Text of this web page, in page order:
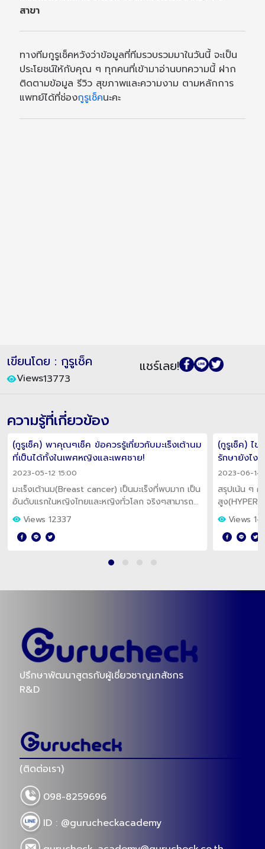
สาขา
ทางทีมกูรูเช็คหวังว่าข้อมูลที่ทีมรวบรวมมาในวันนี้ จะเป็น
ประโยชน์ให้กับคุณ ๆ ทุกคนที่เข้ามาอ่านบทความนี้ ฝาก
ติดตามข้อมูล รีวิว สุขภาพและความงาม ตามหลักการ
แพทย์ได้ที่ช่องกูรูเช็คนะคะ
เขียนโดย : กูรูเช็ค
Views13773
แชร์เลย!
ความรู้ที่เกี่ยวข้อง
(กูรูเช็ค) พาคุณๆเช็ค ข้อควรรู้เกี่ยวกับมะเร็งเต้านม
ที่เป็นได้ทั้งในเพศหญิงและเพศชาย!
2023-05-12 15:00
มะเร็งเต้านม(Breast cancer) เป็นมะเร็งที่พบมาก เป็น
อันดับแรกในหญิงไทยและหญิงทั่วโลก จริงๆสามารถ
พบโรคนี้ ได้ทั้งในเพศหญิงและเพศชายนะ
Views 12337
(กูรูเช็ค) ไ
รักษายังไง!?
2023-06-14
สรุปเน้น ๆ คุ
สูง
รักษายังไง?
Views
ปรึกษาพัฒนาสูตรกับผู้เชี่ยวชาญเภสัชกร
R&D
(ติดต่อเรา)
098-8259696
ID : @gurucheckacademy